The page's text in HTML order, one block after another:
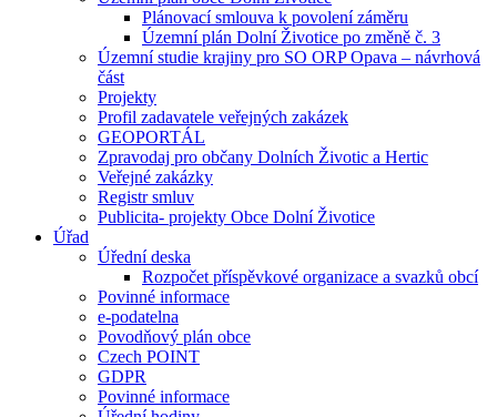
Plánovací smlouva k povolení záměru
Územní plán Dolní Životice po změně č. 3
Územní studie krajiny pro SO ORP Opava – návrhová
část
Projekty
Profil zadavatele veřejných zakázek
GEOPORTÁL
Zpravodaj pro občany Dolních Životic a Hertic
Veřejné zakázky
Registr smluv
Publicita- projekty Obce Dolní Životice
Úřad
Úřední deska
Rozpočet příspěvkové organizace a svazků obcí
Povinné informace
e-podatelna
Povodňový plán obce
Czech POINT
GDPR
Povinné informace